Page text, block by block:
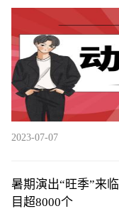
2023-07-07
暑期演出“旺季”来
目超8000个